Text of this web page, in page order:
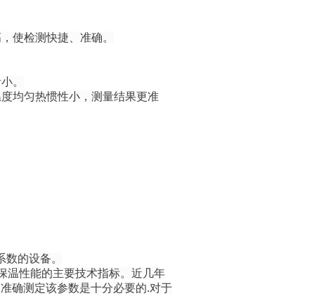
使检测快捷、准确。
。
均匀热惯性小，测量结果更准
的设备。
性能的主要技术指标。近几年
确测定该参数是十分必要的.对于